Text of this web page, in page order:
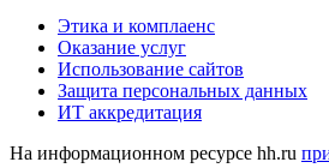
Этика и комплаенс
Оказание услуг
Использование сайтов
Защита персональных данных
ИТ аккредитация
На информационном ресурсе hh.ru